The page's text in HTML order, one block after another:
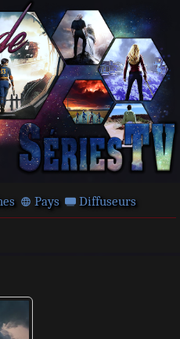
Pays Diffuseurs